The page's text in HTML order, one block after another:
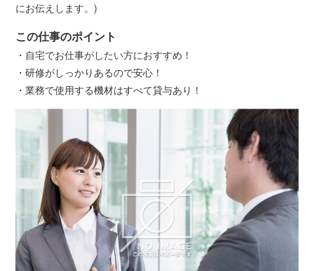
にお伝えします。)
この仕事のポイント
・自宅でお仕事がしたい方におすすめ！
・研修がしっかりあるので安心！
・業務で使用する機材はすべて貸与あり！